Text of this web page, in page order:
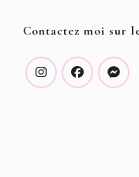
Contactez moi sur